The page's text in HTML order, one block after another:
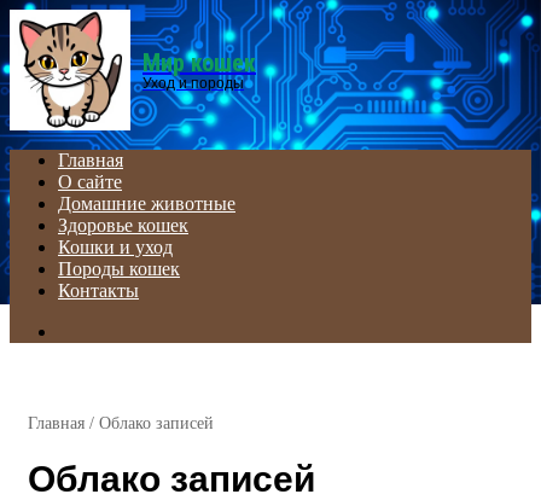
Menu
Мир кошек
Уход и породы
Главная
О сайте
Домашние животные
Здоровье кошек
Кошки и уход
Породы кошек
Контакты
Главная / Облако записей
Облако записей